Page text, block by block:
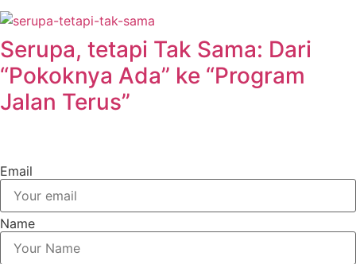
Serupa, tetapi Tak Sama: Dari
“Pokoknya Ada” ke “Program
Jalan Terus”
Email
Name